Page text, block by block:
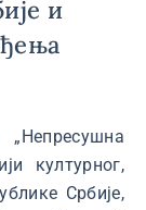
и
културног,
Србије,